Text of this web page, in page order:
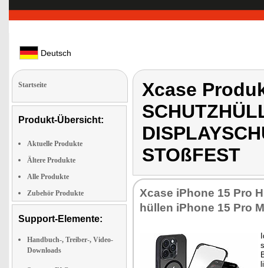
Deutsch
Startseite
Produkt-Übersicht:
Aktuelle Produkte
Ältere Produkte
Alle Produkte
Zubehör Produkte
Support-Elemente:
Handbuch-, Treiber-, Video-
Downloads
Xcase
STOßFEST
Xca­se iPho­ne 15 Pro
hül­len iPho­ne 15 Pro